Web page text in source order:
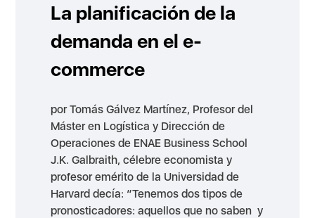
La planificación de la
demanda en el e-
commerce
por Tomás Gálvez Martínez, Profesor del
Máster en Logística y Dirección de
Operaciones de ENAE Business School
J.K. Galbraith, célebre economista y
profesor emérito de la Universidad de
Harvard decía: “Tenemos dos tipos de
pronosticadores: aquellos que no saben y